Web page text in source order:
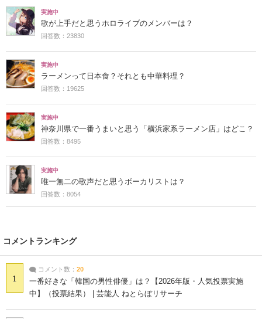
実施中
歌が上手だと思うホロライブのメンバーは？
回答数：23830
実施中
ラーメンって日本食？それとも中華料理？
回答数：19625
実施中
神奈川県で一番うまいと思う「横浜家系ラーメン店」はどこ？
回答数：8495
実施中
唯一無二の歌声だと思うボーカリストは？
回答数：8054
コメントランキング
1
コメント数： 20
一番好きな「韓国の男性俳優」は？【2026年版・人気投票実施
中】（投票結果） | 芸能人 ねとらぼリサーチ